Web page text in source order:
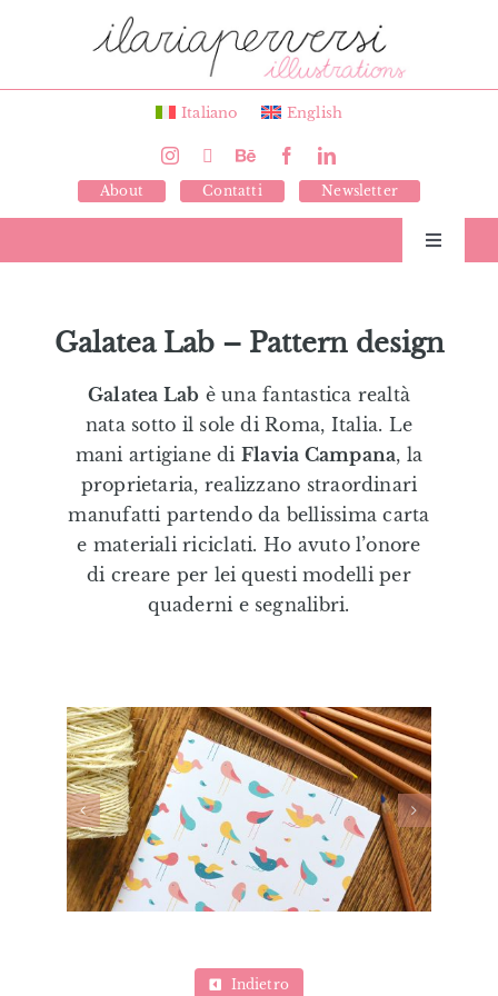
Italiano English
About Contatti Newsletter
Toggle
Giochi
Editorial
Illustrazioni Personalizzate
Shop
Eduki
Galatea Lab – Pattern design
Galatea Lab è una fantastica realtà
nata sotto il sole di Roma, Italia. Le
mani artigiane di Flavia Campana, la
proprietaria, realizzano straordinari
manufatti partendo da bellissima carta
e materiali riciclati. Ho avuto l’onore
di creare per lei questi modelli per
quaderni e segnalibri.
Indietro